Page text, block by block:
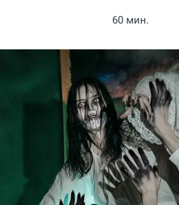
60 мин.